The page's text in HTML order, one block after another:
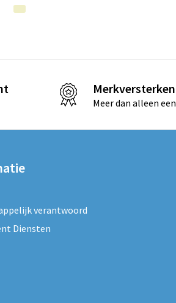
Meer dan alleen
verantwoord
Diensten